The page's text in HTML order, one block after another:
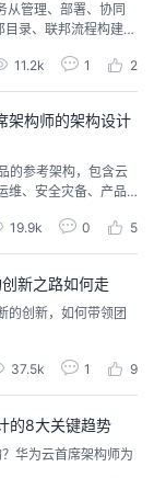
从管理、部署、协同
录、联邦流程构建云
11.2k 1 2
架构师的架构设计
的参考架构，包含云
维、安全灾备、产品
技术和创新能力，采
持续的为客户不断的
19.9k 0 5
新之路如何走
的创新，如何带领团
37.5k 1 9
的8大关键趋势
华为云首席架构师为